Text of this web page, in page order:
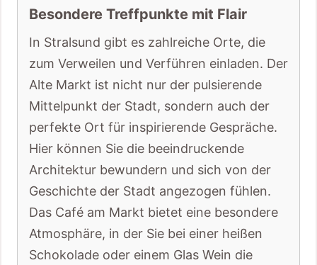
Besondere Treffpunkte mit Flair
In Stralsund gibt es zahlreiche Orte, die
zum Verweilen und Verführen einladen. Der
Alte Markt ist nicht nur der pulsierende
Mittelpunkt der Stadt, sondern auch der
perfekte Ort für inspirierende Gespräche.
Hier können Sie die beeindruckende
Architektur bewundern und sich von der
Geschichte der Stadt angezogen fühlen.
Das Café am Markt bietet eine besondere
Atmosphäre, in der Sie bei einer heißen
Schokolade oder einem Glas Wein die